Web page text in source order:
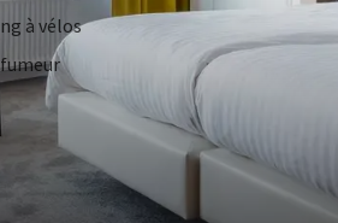
à vélos
Voir nos conditions